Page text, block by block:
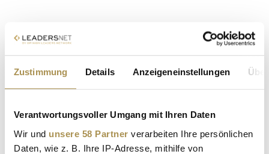
Zustimmung Details Anzeigeneinstellungen
Verantwortungsvoller Umgang mit Ihren Daten
Wir und unsere 58 Partner verarbeiten Ihre persönlichen
Daten, wie z. B. Ihre IP-Adresse, mithilfe von